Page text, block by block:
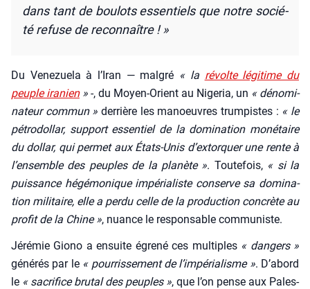
dans tant de bou­lots essen­tiels que notre socié­
té refuse de recon­naître ! »
Du Vene­zue­la à l’I­ran — mal­gré « la révolte légi­time du
peuple ira­nien» -, du Moyen-Orient au Nige­ria, un « déno­mi­
na­teur com­mun » der­rière les manoeuvres trum­pistes : « le
pétro­dol­lar, sup­port essen­tiel de la domi­na­tion moné­taire
du dol­lar, qui per­met aux États-Unis d’extorquer une rente à
l’ensemble des peuples de la pla­nète ». Tou­te­fois, « si la
puis­sance hégé­mo­nique impé­ria­liste conserve sa domi­na­
tion mili­taire, elle a per­du celle de la pro­duc­tion concrète au
pro­fit de la Chine », nuance le res­pon­sable com­mu­niste.
Jéré­mie Gio­no a ensuite égre­né ces mul­tiples « dan­gers »
géné­rés par le « pour­ris­se­ment de l’im­pé­ria­lisme ». D’a­bord
le « sacri­fice bru­tal des peuples », que l’on pense aux Pales­